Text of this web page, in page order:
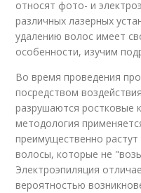
относят фото- и
различных лазерных
удалению волос имеет
особенности, изучим
Во время проведения
посредством
разрушаются ростковые
методология
преимущественно
волосы, которые не
Электроэпиляция
вероятностью